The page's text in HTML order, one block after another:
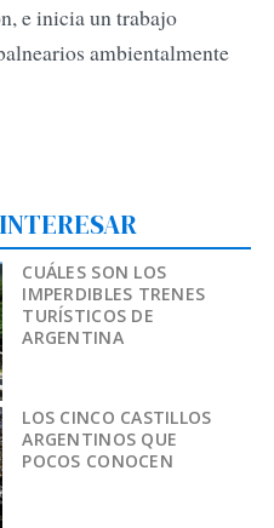
e inicia un trabajo
ambientalmente
CUÁLES SON LOS
IMPERDIBLES TRENES
TURÍSTICOS DE
ARGENTINA
LOS CINCO CASTILLOS
ARGENTINOS QUE
POCOS CONOCEN